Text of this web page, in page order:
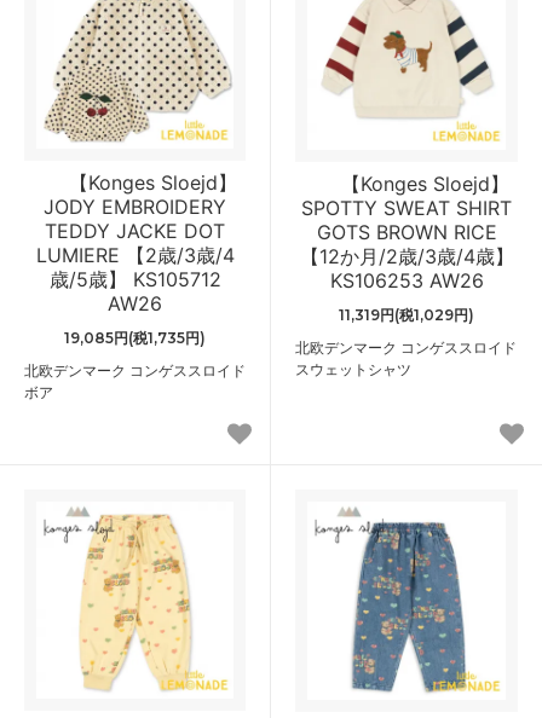
【Konges Sloejd】
JODY EMBROIDERY
TEDDY JACKE DOT
LUMIERE 【2歳/3歳/4
歳/5歳】 KS105712
AW26
19,085円(税1,735円)
北欧デンマーク コンゲススロイド
ボア
【Konges Sloejd】
SPOTTY SWEAT SHIRT
GOTS BROWN RICE
【12か月/2歳/3歳/4歳】
KS106253 AW26
11,319円(税1,029円)
北欧デンマーク コンゲススロイド
スウェットシャツ